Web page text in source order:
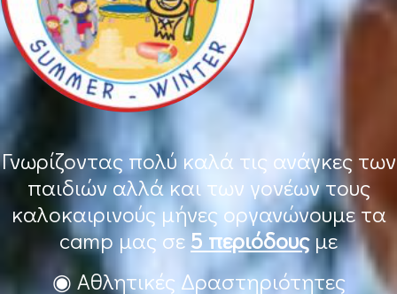
Γνωρίζοντας πολύ καλά τις ανάγκες των
παιδιών αλλά και των γονέων τους
καλοκαιρινούς μήνες οργανώνουμε τα
camp μας σε 5 περιόδουςμε
◉ Αθλητικές Δραστηριότητες